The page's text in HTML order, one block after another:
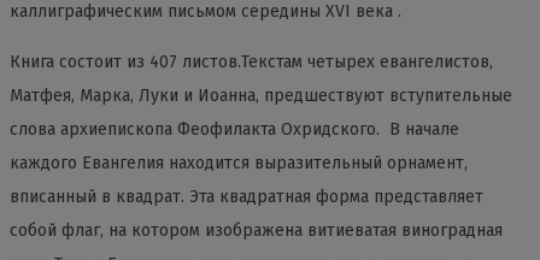
каллиграфическим письмом середины XVI века .
Книга состоит из 407 листов.Текстам четырех евангелистов,
Матфея, Марка, Луки и Иоанна, предшествуют вступительные
слова архиепископа Феофилакта Охридского. В начале
каждого Евангелия находится выразительный орнамент,
вписанный в квадрат. Эта квадратная форма представляет
собой флаг, на котором изображена витиеватая виноградная